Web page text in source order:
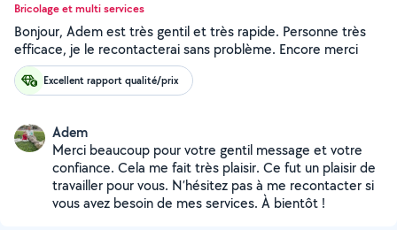
Bricolage et multi services
Bonjour, Adem est très gentil et très rapide. Personne très
efficace, je le recontacterai sans problème. Encore merci
Excellent rapport qualité/prix
Adem
Merci beaucoup pour votre gentil message et votre
confiance. Cela me fait très plaisir. Ce fut un plaisir de
travailler pour vous. N’hésitez pas à me recontacter si
vous avez besoin de mes services. À bientôt !